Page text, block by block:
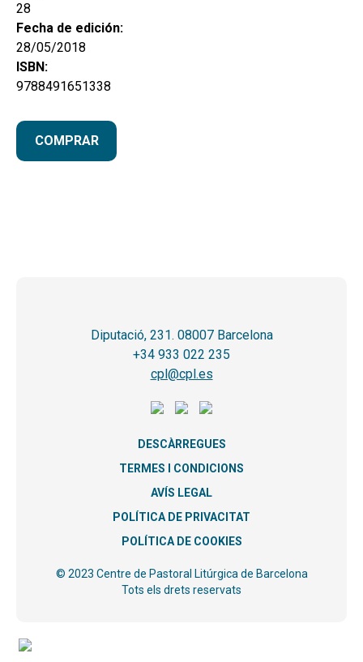
28
Fecha de edición:
28/05/2018
ISBN:
9788491651338
COMPRAR
Diputació, 231. 08007 Barcelona
+34 933 022 235
cpl@cpl.es
DESCÀRREGUES
TERMES I CONDICIONS
AVÍS LEGAL
POLÍTICA DE PRIVACITAT
POLÍTICA DE COOKIES
© 2023 Centre de Pastoral Litúrgica de Barcelona
Tots els drets reservats